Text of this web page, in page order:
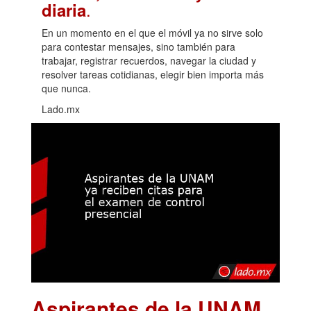
diaria.
En un momento en el que el móvil ya no sirve solo
para contestar mensajes, sino también para
trabajar, registrar recuerdos, navegar la ciudad y
resolver tareas cotidianas, elegir bien importa más
que nunca.
Lado.mx